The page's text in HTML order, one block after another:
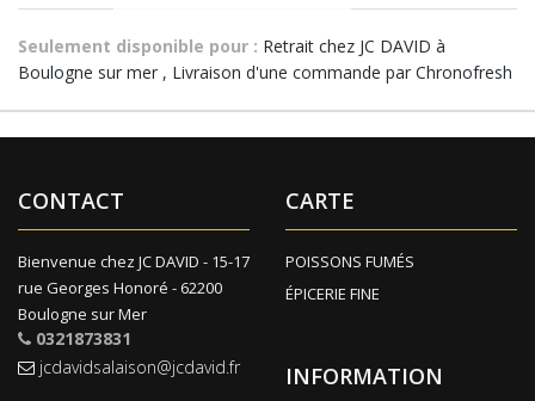
Seulement disponible pour : Retrait chez JC DAVID à
Boulogne sur mer , Livraison d'une commande par Chronofresh
CONTACT
Bienvenue chez JC DAVID - 15-17
rue Georges Honoré - 62200
Boulogne sur Mer
0321873831
jcdavidsalaison@jcdavid.fr
CARTE
POISSONS FUMÉS
ÉPICERIE FINE
INFORMATION